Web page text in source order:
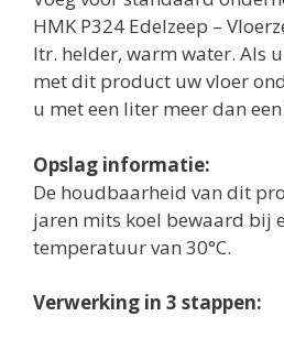
HMK P324 Edelzeep –
ltr. helder, warm water. Als
met dit product uw vloer
u met een liter meer dan
Opslag informatie:
De houdbaarheid van dit
jaren mits koel bewaard bij
temperatuur van 30°C.
Verwerking in 3 stappen: